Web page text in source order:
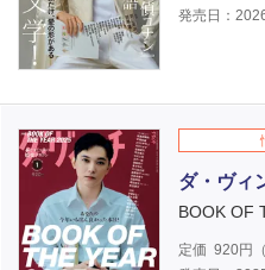
発売日：
ダ・ヴィ
BOOK OF
定価 920円